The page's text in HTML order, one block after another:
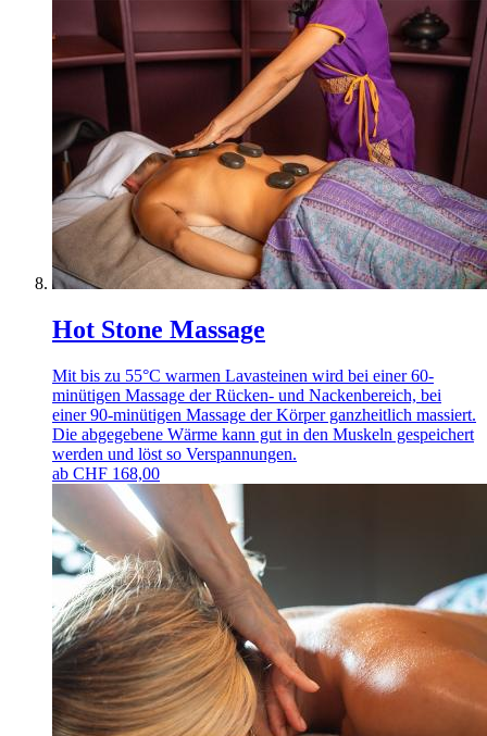
Hot Stone Massage
Mit bis zu 55°C warmen Lavasteinen wird bei einer 60-
minütigen Massage der Rücken- und Nackenbereich, bei
einer 90-minütigen Massage der Körper ganzheitlich massiert.
Die abgegebene Wärme kann gut in den Muskeln gespeichert
werden und löst so Verspannungen.
ab CHF 168,00